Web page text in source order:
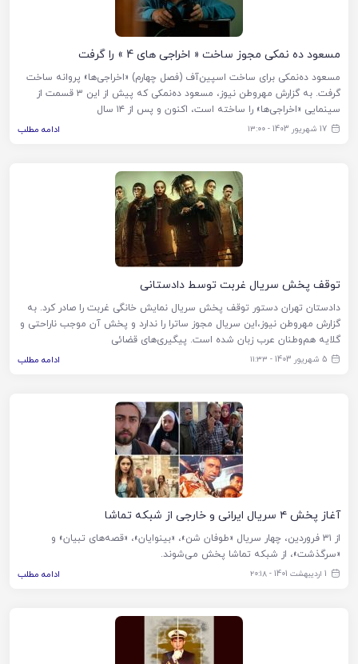
مسعود ده نمکی مجوز ساخت « اخراجی های 4 » را گرفت
مسعود ده‌نمکی برای ساخت اسپین‌آف (فصل چهارم) «اخراجی‌ها» پروانه ساخت
گرفت. به گزارش مهروطن نیوز، مسعود ده‌نمکی که پیش از این ۳ قسمت از
سینمایی «اخراجی‌ها» را ساخته است، اکنون و پس از ۱۴ سال
17 شهریور 1403 - ۱۳:۰۰ ادامه مطلب
توقف پخش سریال غربت توسط دادستانی
دادستان تهران دستور توقف پخش سریال نمایش خانگی غربت را صادر کرد. به
گزارش مهروطن نیوز،این سریال مجوز ساترا را ندارد و پخش آن موجب ناراحتی و
گلایه هم‌وطنان عرب زبان شده است. پیگیری‌های قضائی
5 شهریور 1403 - ۱۱:۳۳ ادامه مطلب
آغاز پخش ۴ سریال ایرانی و خارجی از شبکه تماشا
از ۳۱ فروردین، چهار سریال «طوفان شن»، «بینوایان»، «قصه‌های تبیان» و
«سرگذشت»، از شبکه تماشا پخش می‌شوند.
1 اردیبهشت 1401 - ۲۰:۱۸ ادامه مطلب